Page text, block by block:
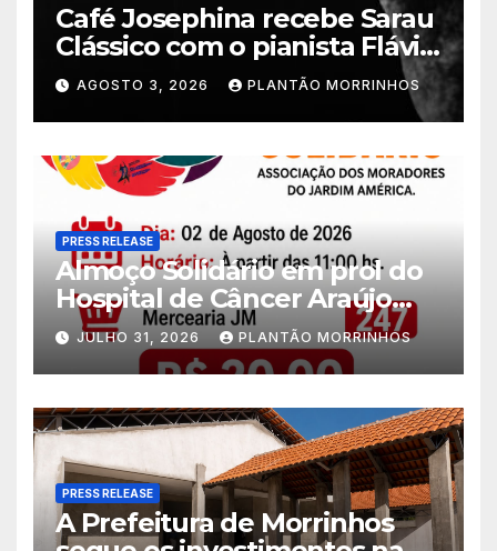
Café Josephina recebe Sarau
Clássico com o pianista Flávio
Varani nesta terça-feira
AGOSTO 3, 2026 PLANTÃO MORRINHOS
PRESS RELEASE
Almoço Solidário em prol do
Hospital de Câncer Araújo
Jorge é realizado no Jardim
América
JULHO 31, 2026 PLANTÃO MORRINHOS
PRESS RELEASE
A Prefeitura de Morrinhos